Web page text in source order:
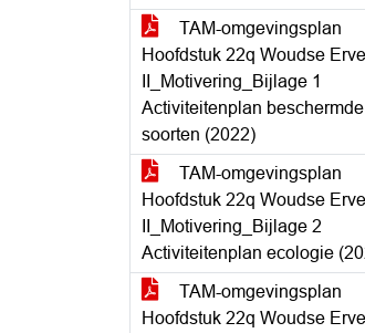
TAM-omgevingsplan
Hoofdstuk 22q Woudse
II_Motivering_Bijlage 1
Activiteitenplan beschermde
soorten (2022)
TAM-omgevingsplan
Hoofdstuk 22q Woudse
II_Motivering_Bijlage 2
Activiteitenplan ecologie
TAM-omgevingsplan
Hoofdstuk 22q Woudse